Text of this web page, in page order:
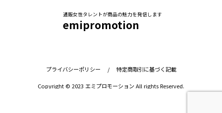
通販女性タレントが商品の魅力を発信します
emipromotion
プライバシーポリシー / 特定商取引に基づく記載
Copyright © 2023 エミプロモーション All rights Reserved.